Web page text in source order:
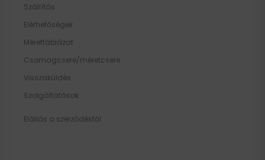
Szállítás
Elérhetőségek
Mérettáblázat
Csomagcsere/méretcsere
Visszaküldés
Szolgáltatások
Elállás a szerződéstől